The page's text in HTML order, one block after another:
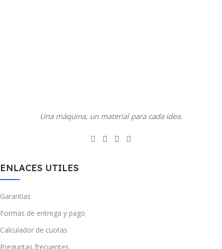
Una máquina, un material para cada idea.
ENLACES UTILES
Garantías
Formas de entrega y pago
Calculador de cuotas
Preguntas frecuentes